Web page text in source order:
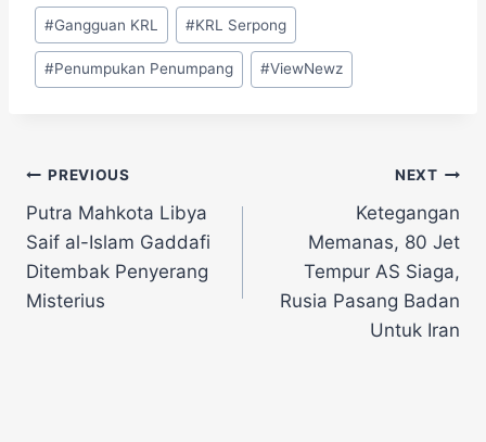
Post
Tags:
#Gangguan KRL #KRL Serpong
#Penumpukan Penumpang #ViewNewz
Navigasi
pos
PREVIOUS
Putra Mahkota Libya
Saif al-Islam Gaddafi
Ditembak Penyerang
Misterius
NEXT
Ketegangan
Memanas, 80 Jet
Tempur AS Siaga,
Rusia Pasang Badan
Untuk Iran